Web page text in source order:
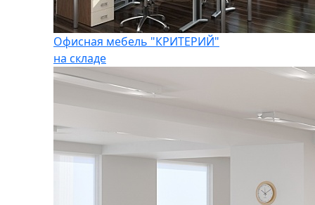
Офисная мебель "КРИТЕРИЙ"
на складе